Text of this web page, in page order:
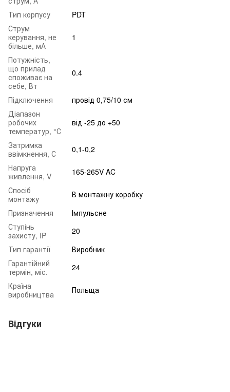
Тип корпусу
PDT
Струм
керування, не
більше, мА
1
Потужність,
що прилад
споживає на
себе, Вт
0.4
Підключення
провід 0,75/10 см
Діапазон
робочих
температур, °С
від -25 до +50
Затримка
ввімкнення, С
0,1-0,2
Напруга
живлення, V
165-265V AC
Спосіб
монтажу
В монтажну коробку
Призначення
Імпульсне
Ступінь
захисту, IP
20
Тип гарантії
Виробник
Гарантійний
термін, міс.
24
Країна
виробництва
Польща
Відгуки